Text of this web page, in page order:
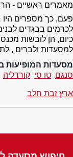
מאמרים ראשיים -
פעם, כך מספרים היו
לכרמים בבגדים
כיום, הן לובשות
למסעדות ולברים ,
מסעדות המופיעות
סנגם טו סי קורדליה
ארץ זבת חלב